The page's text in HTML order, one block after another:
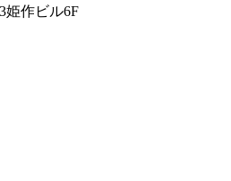
姫作ビル6F